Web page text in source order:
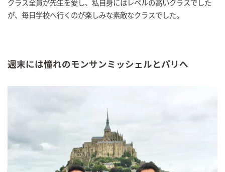
クラス全員が先生を愛し、私自身にはレベルの高いクラスでした
が、毎日学校へ行くのが楽しみな素敵なクラスでした。
週末には憧れのモンサンミッシェルとパリへ